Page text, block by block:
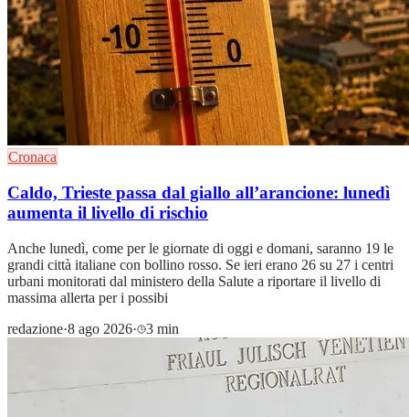
Cronaca
Caldo, Trieste passa dal giallo all’arancione: lunedì
aumenta il livello di rischio
Anche lunedì, come per le giornate di oggi e domani, saranno 19 le
grandi città italiane con bollino rosso. Se ieri erano 26 su 27 i centri
urbani monitorati dal ministero della Salute a riportare il livello di
massima allerta per i possibi
redazione·8 ago 2026· 3 min